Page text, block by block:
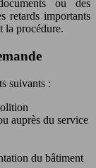
ou des
retards importants
la procédure.
suivants :
auprès du service
du bâtiment